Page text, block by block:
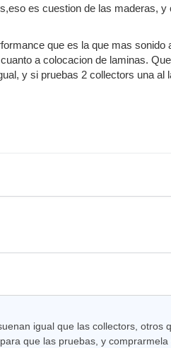
es cuestion de las maderas, y
que es la que mas sonido
a colocacion de laminas.
y si pruebas 2 collectors una al
igual que las collectors, otros
que las pruebas, y comprarmela